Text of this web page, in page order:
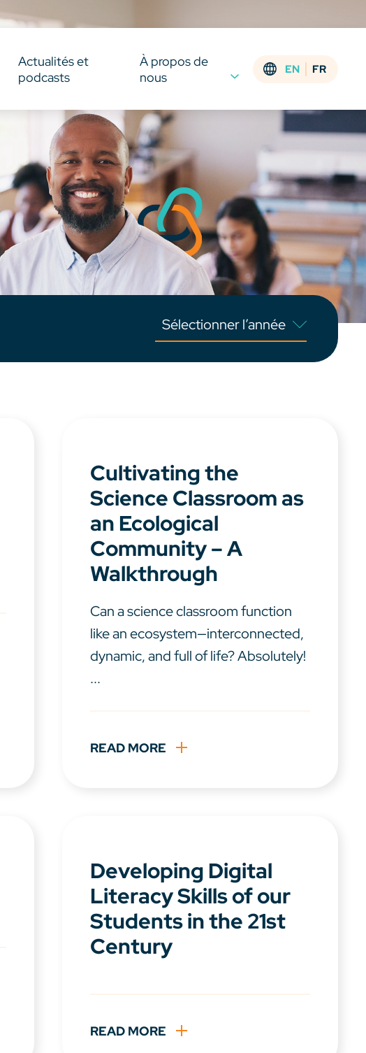
Actualités et
podcasts
À propos de
nous
EN FR
Cultivating the
Science Classroom as
an Ecological
Community – A
Walkthrough
Can a science classroom function
like an ecosystem—interconnected,
dynamic, and full of life? Absolutely!
...
READ MORE
Developing Digital
Literacy Skills of our
Students in the 21st
Century
READ MORE